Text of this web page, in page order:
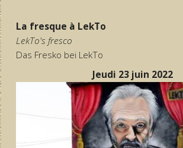
La fresque à LekTo
LekTo's fresco
Das Fresko bei LekTo
Jeudi 23 juin 2022